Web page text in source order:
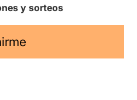
y sorteos